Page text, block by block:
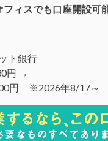
ィスでも口座開設可
ト銀行
円 →
円 ※2026年8/17～